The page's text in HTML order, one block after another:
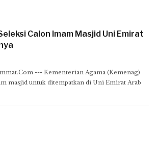
Calon Imam Masjid Uni Emirat
--- Kementerian Agama (Kemenag)
masjid untuk ditempatkan di Uni Emirat Arab